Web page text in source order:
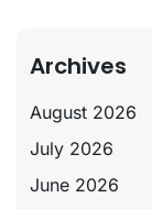
Archives
August 2026
July 2026
June 2026